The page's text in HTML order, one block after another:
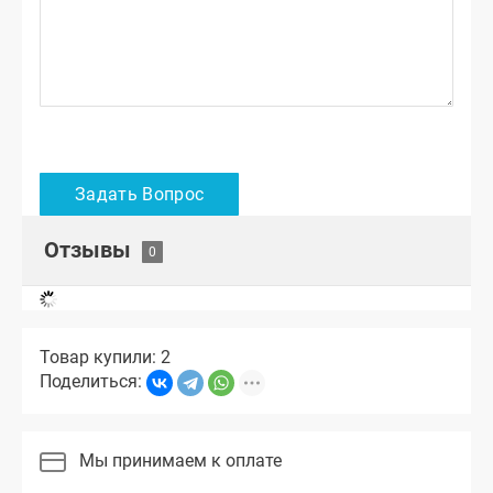
Отзывы
Товар купили: 2
Поделиться:
Мы принимаем к оплате